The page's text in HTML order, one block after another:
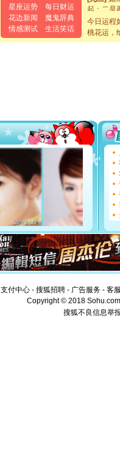
星座运势
每日财运
花边新闻
魔鬼辞典
情感测试
生活笑话
起；二是
[元旦]当
泣，这痛
[圣诞节]
你太多，
要平安
[圣诞节]
能正大
都要快乐
[圣诞节]
如意,快
[元旦]
看
断电。
你是我
[元旦]如
起；二是
离。水晶
[元旦]当
泣，这痛
卖了。水
[春节]
颜！冬去
道一声平
今日运程
桃花运，
支付中心 - 搜狐招聘 - 广告服务 - 客
Copyright © 2018
搜狐不良信息举